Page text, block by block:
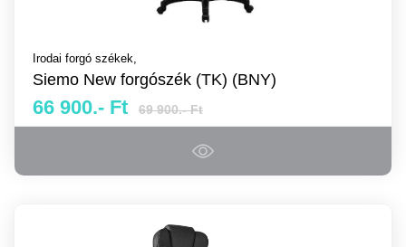
Irodai forgó székek,
Siemo New forgószék (TK) (BNY)
66 900.- Ft 69 900.- Ft